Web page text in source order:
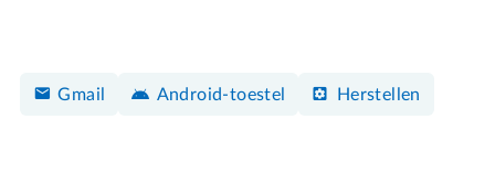
Gmail Android-toestel Herstellen